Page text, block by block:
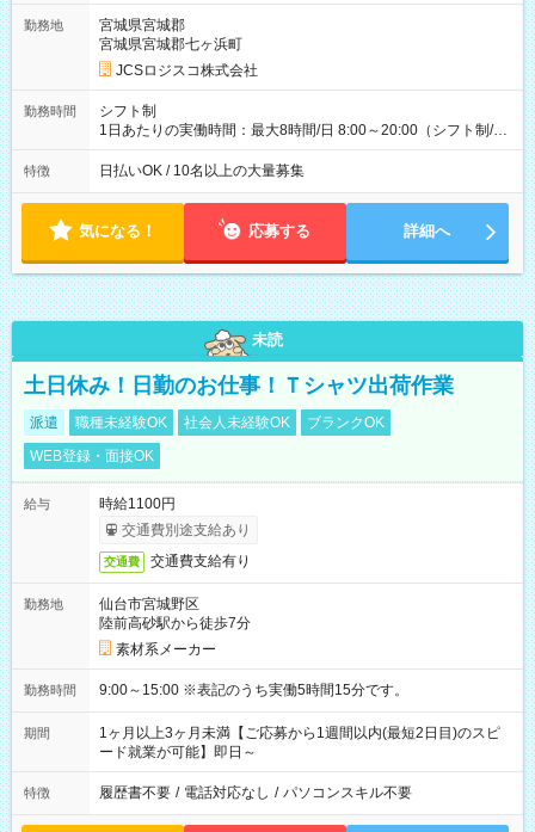
ど！ ・主要都市エリア 月収55万円／週5日稼働 月収65万~112
万円／週6日稼働 ・地方郊外エリア 月収40万円／週5日稼働 月
収40万円~50万円／週6日稼働 ＜モデルイメージ＞ ■月収50万
円 (27歳男性/江東区在住)※元建築関係 1日150個配達×25日勤務
(日休み) ■月収80万円(43歳男性/墨田区在住)※元営業 1日200個
勤務地
宮城県宮城郡
宮城県宮城郡七ヶ浜町
JCSロジスコ株式会社
勤務時間
シフト制
1日あたりの実働時間：最大8時間/日 8:00～20:00（シフト制/実
働8時間） ※週5日勤務（場所次第では週4も有り） ※配達状況
によって時間外での勤務可能性有り ※案件により多少の前後あ
特徴 日払いOK / 10名以上の大量募集
気になる！ 応募する 詳細へ
未読
土日休み！日勤のお仕事！Ｔシャツ出荷作業
派遣 職種未経験OK 社会人未経験OK
ブランクOK
WEB登録・面接OK
給与
時給1100円
交通費別途支給あり
交通費 交通費支給有り
勤務地
仙台市宮城野区
陸前高砂駅から徒歩7分
素材系メーカー
勤務時間 9:00～15:00 ※表記のうち実働5時間15分です。
期間
1ヶ月以上3ヶ月未満【ご応募から1週間以内(最短2日目)のスピ
ード就業が可能】即日～
特徴 履歴書不要 / 電話対応なし / パソコンスキル不要